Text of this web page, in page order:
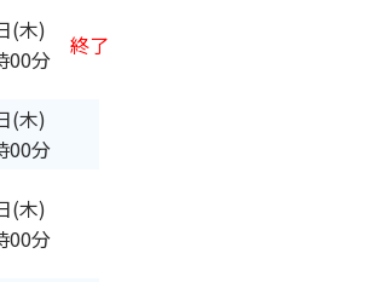
(木)
00分
終了
(木)
00分
(木)
00分